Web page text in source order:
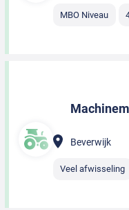
MBO Niveau
Beverwijk
Veel afwisseling